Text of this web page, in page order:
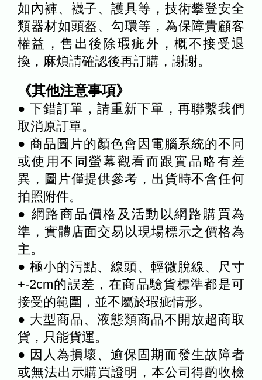
如內褲、襪子、護具等，技術攀登安全
類器材如頭盔、勾環等，為保障貴顧客
權益，售出後除瑕疵外，概不接受退
換，麻煩請確認後再訂購，謝謝。
《其他注意事項》
● 下錯訂單，請重新下單，再聯繫我們
取消原訂單。
● 商品圖片的顏色會因電腦系統的不同
或使用不同螢幕觀看而跟實品略有差
異，圖片僅提供參考，出貨時不含任何
拍照附件。
● 網路商品價格及活動以網路購買為
準，實體店面交易以現場標示之價格為
主。
● 極小的污點、線頭、輕微脫線、尺寸
+-2cm的誤差，在商品驗貨標準都是可
接受的範圍，並不屬於瑕疵情形。
● 大型商品、液態類商品不開放超商取
貨，只能貨運。
● 因人為損壞、逾保固期而發生故障者
或無法出示購買證明，本公司得酌收檢